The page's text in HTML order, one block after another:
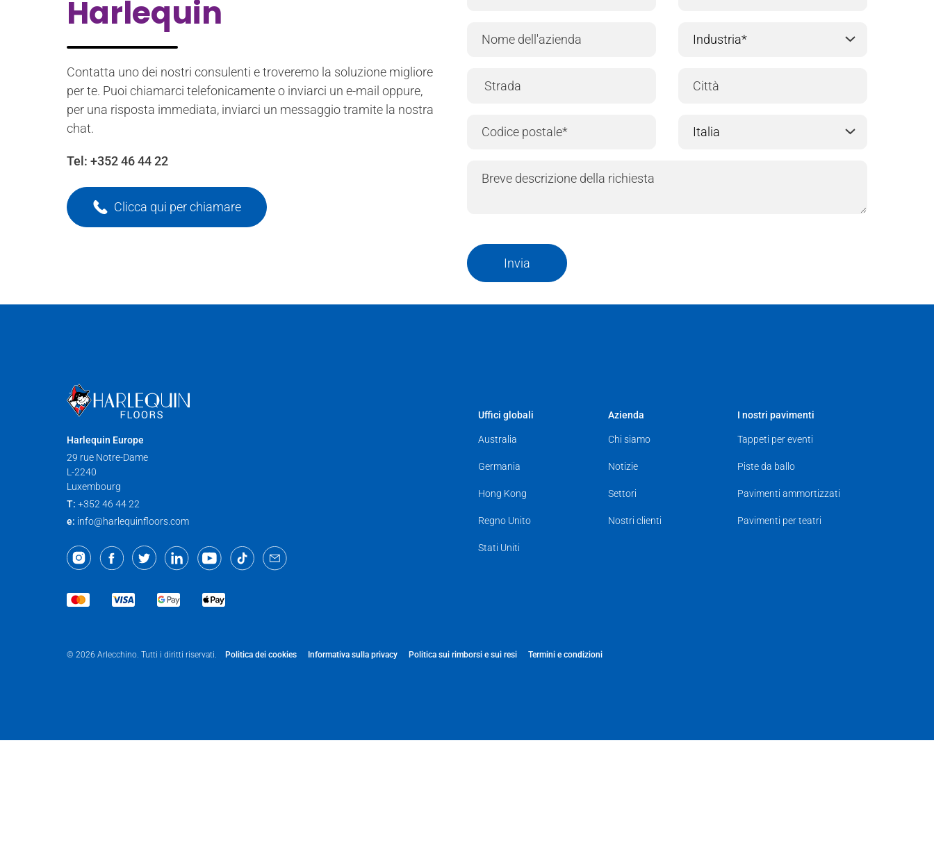
Harlequin
Contatta uno dei nostri consulenti e troveremo la soluzione migliore
per te. Puoi chiamarci telefonicamente o inviarci un e-mail oppure,
per una risposta immediata, inviarci un messaggio tramite la nostra
chat.
Tel: +352 46 44 22
Clicca qui per chiamare
Invia
Harlequin Europe
29 rue Notre-Dame
L-2240
Luxembourg
T: +352 46 44 22
e: info@harlequinfloors.com
Uffici globali
Australia
Germania
Hong Kong
Regno Unito
Stati Uniti
Azienda
Chi siamo
Notizie
Settori
Nostri clienti
I nostri pavimenti
Tappeti per eventi
Piste da ballo
Pavimenti ammortizzati
Pavimenti per teatri
© 2026 Arlecchino. Tutti i diritti riservati. Politica dei cookies Informativa sulla privacy Politica sui rimborsi e sui resi Termini e condizioni